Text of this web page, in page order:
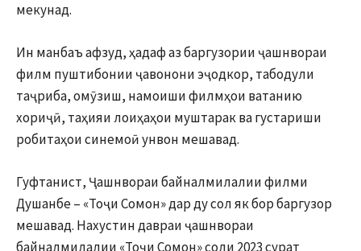
мекунад.
Ин манбаъ афзуд, ҳадаф аз баргузории ҷашнвораи
филм пуштибонии ҷавонони эҷодкор, табодули
таҷриба, омӯзиш, намоиши филмҳои ватанию
хориҷӣ, таҳияи лоиҳаҳои муштарак ва густариши
робитаҳои синемоӣ унвон мешавад.
Гуфтанист, Ҷашнвораи байналмилалии филми
Душанбе – «Тоҷи Сомон» дар ду сол як бор баргузор
мешавад. Нахустин давраи ҷашнвораи
байналмилалии «Тоҷи Сомон» соли 2023 сурат